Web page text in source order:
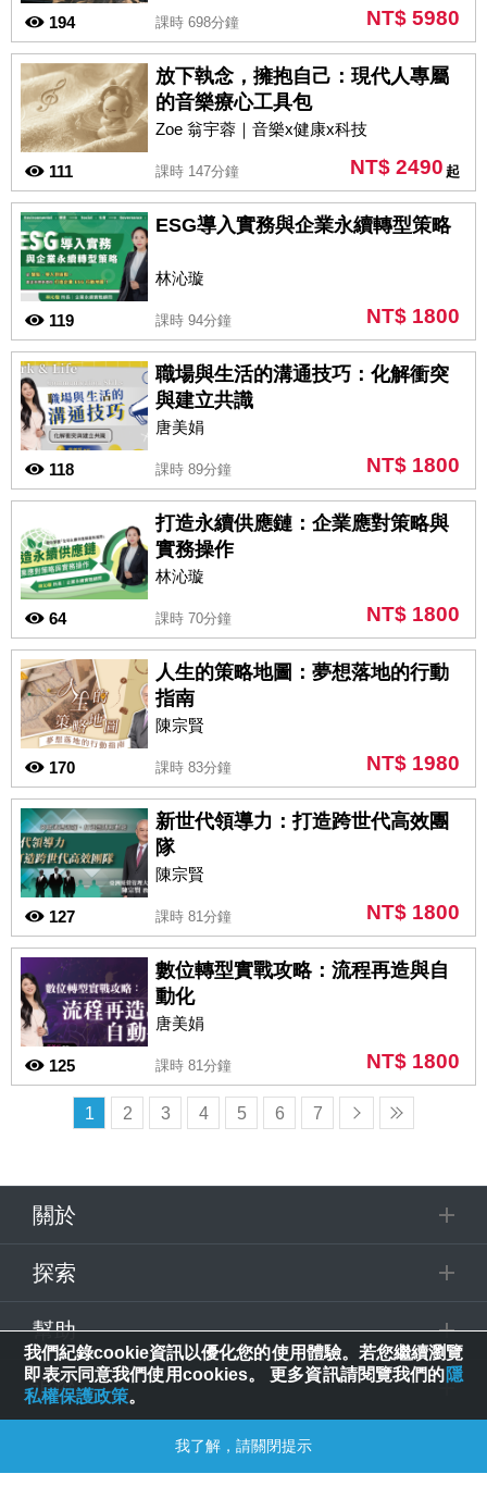
課時 698分鐘
194 NT$ 5980
Zoe 翁宇蓉｜音樂x健康x科技
放下執念，擁抱自己：現代人專屬
的音樂療心工具包
課時 147分鐘
111 NT$ 2490 起
林沁璇
ESG導入實務與企業永續轉型策略
課時 94分鐘
119 NT$ 1800
唐美娟
職場與生活的溝通技巧：化解衝突
與建立共識
課時 89分鐘
118 NT$ 1800
林沁璇
打造永續供應鏈：企業應對策略與
實務操作
課時 70分鐘
64 NT$ 1800
陳宗賢
人生的策略地圖：夢想落地的行動
指南
課時 83分鐘
170 NT$ 1980
陳宗賢
新世代領導力：打造跨世代高效團
隊
課時 81分鐘
127 NT$ 1800
唐美娟
數位轉型實戰攻略：流程再造與自
動化
課時 81分鐘
125 NT$ 1800
1 2 3 4 5 6 7
關於
探索
幫助
追蹤
© 2025 Spring House Entertainment Tech. Inc. All Rights Reserved.
我們紀錄cookie資訊以優化您的使用體驗。若您繼續瀏覽
即表示同意我們使用cookies。 更多資訊請閱覽我們的隱
私權保護政策。
我了解，請關閉提示